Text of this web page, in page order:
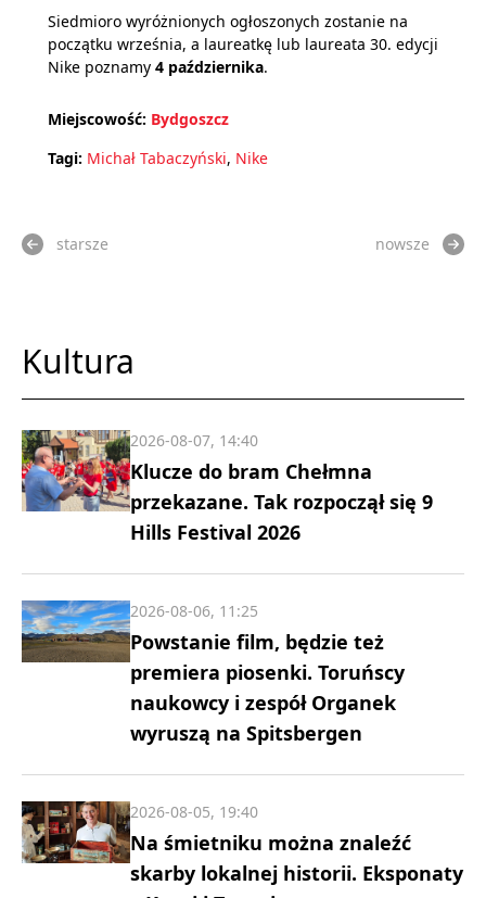
Siedmioro wyróżnionych ogłoszonych zostanie na
początku września, a laureatkę lub laureata 30. edycji
Nike poznamy 4 października.
Miejscowość: Bydgoszcz
Tagi: Michał Tabaczyński, Nike
starsze nowsze
Kultura
Klucze do bram Chełmna
przekazane. Tak rozpoczął się 9
Hills Festival 2026
2026-08-07, 14:40
Powstanie film, będzie też
premiera piosenki. Toruńscy
naukowcy i zespół Organek
wyruszą na Spitsbergen
2026-08-06, 11:25
Na śmietniku można znaleźć
skarby lokalnej historii. Eksponaty
2026-08-05, 19:40